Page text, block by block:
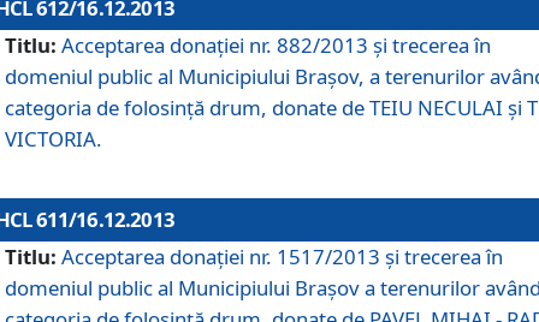
612/16.12.2013
Titlu: Acceptarea donaţiei nr. 882/2013 şi trecerea în
domeniul public al Municipiului Braşov, a terenurilor
categoria de folosinţă drum, donate de TEIU NECULAI şi
VICTORIA.
611/16.12.2013
Titlu: Acceptarea donaţiei nr. 1517/2013 şi trecerea în
domeniul public al Municipiului Braşov a terenurilor